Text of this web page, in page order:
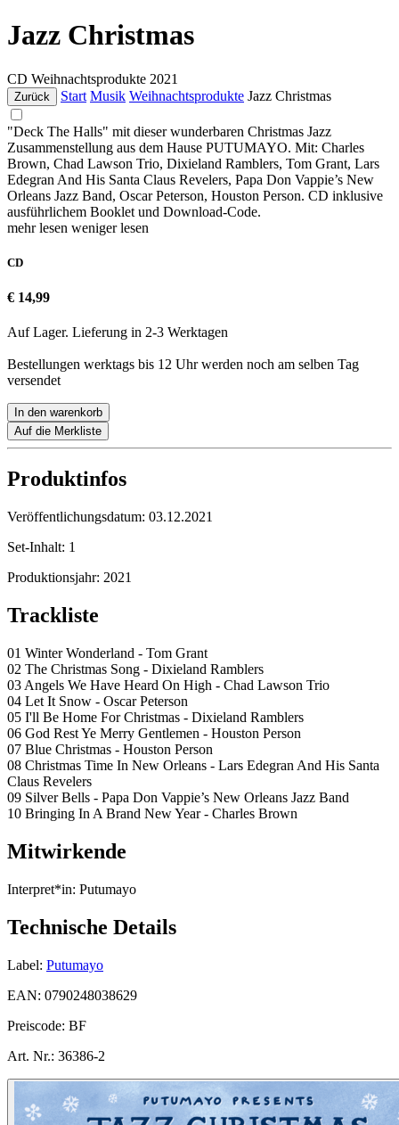
Jazz Christmas
CD Weihnachtsprodukte 2021
Zurück Start Musik Weihnachtsprodukte Jazz Christmas
"Deck The Halls" mit dieser wunderbaren Christmas Jazz
Zusammenstellung aus dem Hause PUTUMAYO. Mit: Charles
Brown, Chad Lawson Trio, Dixieland Ramblers, Tom Grant, Lars
Edegran And His Santa Claus Revelers, Papa Don Vappie’s New
Orleans Jazz Band, Oscar Peterson, Houston Person. CD inklusive
ausführlichem Booklet und Download-Code.
mehr lesen weniger lesen
CD
€ 14,99
Auf Lager. Lieferung in 2-3 Werktagen
Bestellungen werktags bis 12 Uhr werden noch am selben Tag
versendet
In den warenkorb
Auf die Merkliste
Produktinfos
Veröffentlichungsdatum: 03.12.2021
Set-Inhalt: 1
Produktionsjahr: 2021
Trackliste
01 Winter Wonderland - Tom Grant
02 The Christmas Song - Dixieland Ramblers
03 Angels We Have Heard On High - Chad Lawson Trio
04 Let It Snow - Oscar Peterson
05 I'll Be Home For Christmas - Dixieland Ramblers
06 God Rest Ye Merry Gentlemen - Houston Person
07 Blue Christmas - Houston Person
08 Christmas Time In New Orleans - Lars Edegran And His Santa
Claus Revelers
09 Silver Bells - Papa Don Vappie’s New Orleans Jazz Band
10 Bringing In A Brand New Year - Charles Brown
Mitwirkende
Interpret*in: Putumayo
Technische Details
Label: Putumayo
EAN: 0790248038629
Preiscode: BF
Art. Nr.: 36386-2